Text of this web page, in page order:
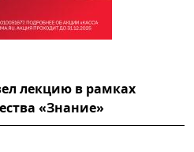
лекцию в рамках
«Знание»